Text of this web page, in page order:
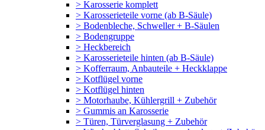
> Karosserie komplett
> Karosserieteile vorne (ab B-Säule)
> Bodenbleche, Schweller + B-Säulen
> Bodengruppe
> Heckbereich
> Karosserieteile hinten (ab B-Säule)
> Kofferraum, Anbauteile + Heckklappe
> Kotflügel vorne
> Kotflügel hinten
> Motorhaube, Kühlergrill + Zubehör
> Gummis an Karosserie
> Türen, Türverglasung + Zubehör